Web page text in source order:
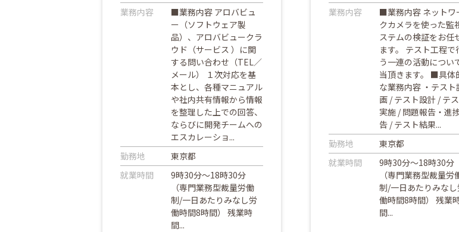
業務内容
■業務内容 アロバビュ
ー（ソフトウェア製
品）、アロバビュークラ
ウド（サービス ）に関
する問い合わせ（TEL／
メール） １次対応を基
本とし、各種マニュアル
や社内共有情報から情報
を整理した上での回答、
ならびに開発チームへの
エスカレーショ...
勤務地
東京都
就業時間
9時30分～18時30分
（専門業務型裁量労働
制/一日あたりみなし労
働時間8時間） 残業時
間...
業務内容
■業務内容 ネットワ
クカメラを使った監
ステムの検証をお任
ます。 テスト工程で
う一連の活動につい
当頂きます。 ■具体
な業務内容 ・テスト
画 / テスト設計 / テ
実施 / 問題報告・進
告 / テスト結果...
勤務地
東京都
就業時間
9時30分～18時30分
（専門業務型裁量労
制/一日あたりみなし
働時間8時間） 残業
間...